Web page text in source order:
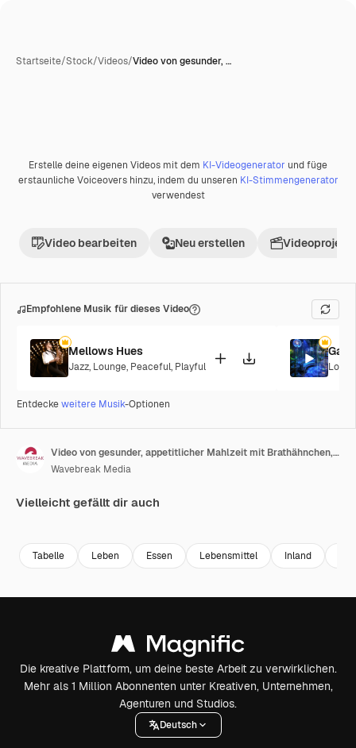
Startseite/Stock/Videos/Video von gesunder, …
Premium
Erstelle deine eigenen Videos mit dem KI-Videogenerator und füge
erstaunliche Voiceovers hinzu, indem du unseren KI-Stimmengenerator
verwendest
Video bearbeiten Neu erstellen Videoprojekt
Empfohlene Musik für dieses Video
Mellows Hues
Jazz, Lounge, Peaceful, Playful
Entdeckeweitere Musik-Optionen
Video von gesunder, appetitlicher Mahlzeit mit Brathähnchen, Soße und Salat auf einem Holztisch.
Wavebreak Media
Vielleicht gefällt dir auch
Tabelle Leben Essen Lebensmittel Inland
Die kreative Plattform, um deine beste Arbeit zu verwirklichen.
Mehr als 1 Million Abonnenten unter Kreativen, Unternehmen,
Agenturen und Studios.
Deutsch